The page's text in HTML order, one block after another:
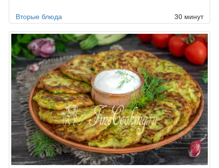
Вторые блюда 30 минут